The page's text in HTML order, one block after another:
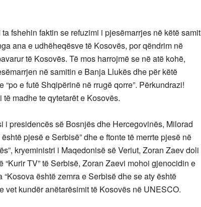
fshehin faktin se refuzimi i pjesëmarrjes në këtë samit
ana e udhëheqësve të Kosovës, por qëndrim në
të Kosovës. Të mos harrojmë se në atë kohë,
në samitin e Banja Llukës dhe për këtë
e futë Shqipërinë në rrugë qorre”. Përkundrazi!
madhe te qytetarët e Kosovës.
i presidencës së Bosnjës dhe Hercegovinës, Milorad
pjesë e Serbisë” dhe e ftonte të merrte pjesë në
kryeministri i Maqedonisë së Veriut, Zoran Zaev doli
TV” të Serbisë, Zoran Zaevi mohoi gjenocidin e
është zemra e Serbisë dhe se aty është
vet kundër anëtarësimit të Kosovës në UNESCO.